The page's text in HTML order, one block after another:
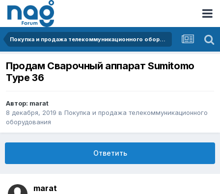
Покупка и продажа телекоммуникационного оборудования
Продам Сварочный аппарат Sumitomo
Type 36
Автор: marat
8 декабря, 2019 в Покупка и продажа телекоммуникационного
оборудования
Ответить
marat